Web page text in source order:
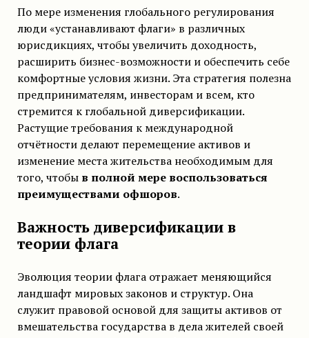
По мере изменения глобального регулирования
люди «устанавливают флаги» в различных
юрисдикциях, чтобы увеличить доходность,
расширить бизнес-возможности и обеспечить себе
комфортные условия жизни. Эта стратегия полезна
предпринимателям, инвесторам и всем, кто
стремится к глобальной диверсификации.
Растущие требования к международной
отчётности делают перемещение активов и
изменение места жительства необходимым для
того, чтобы в полной мере воспользоваться
преимуществами офшоров.
Важность диверсификации в
теории флага
Эволюция теории флага отражает меняющийся
ландшафт мировых законов и структур. Она
служит правовой основой для защиты активов от
вмешательства государства в дела жителей своей